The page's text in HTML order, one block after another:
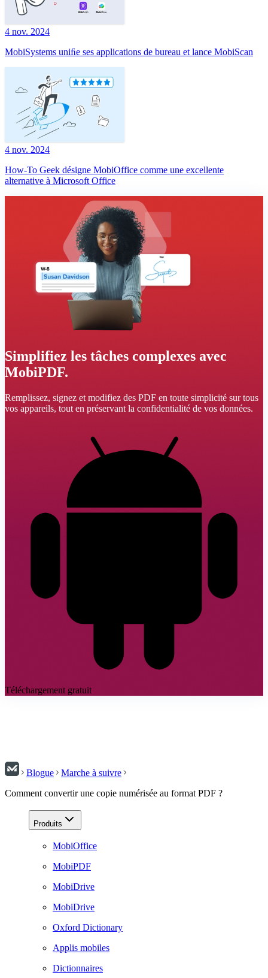
4 nov. 2024
MobiSystems uniﬁe ses applications de bureau et lance MobiScan
4 nov. 2024
How-To Geek désigne MobiOffice comme une excellente
alternative à Microsoft Office
Simplifiez les tâches complexes avec
MobiPDF.
Remplissez, signez et modifiez des PDF en toute simplicité sur tous
vos appareils, tout en préservant la confidentialité de vos données.
Téléchargement gratuit
Blogue
Marche à suivre
Comment convertir une copie numérisée au format PDF ?
Produits
MobiOffice
MobiPDF
MobiDrive
MobiDrive
Oxford Dictionary
Applis mobiles
Dictionnaires